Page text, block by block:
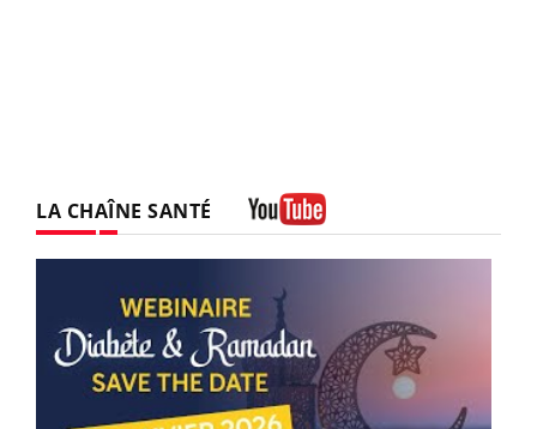
LA CHAÎNE SANTÉ